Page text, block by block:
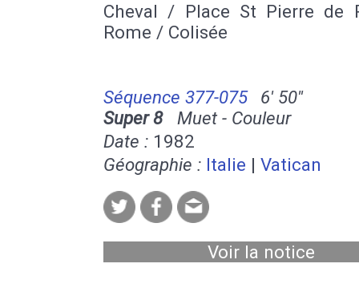
Cheval / Place St Pierre de
Rome / Colisée
Séquence 377-075
6' 50''
Super 8Muet - Couleur
Date : 1982
Géographie : Italie | Vatican
Voir la notice